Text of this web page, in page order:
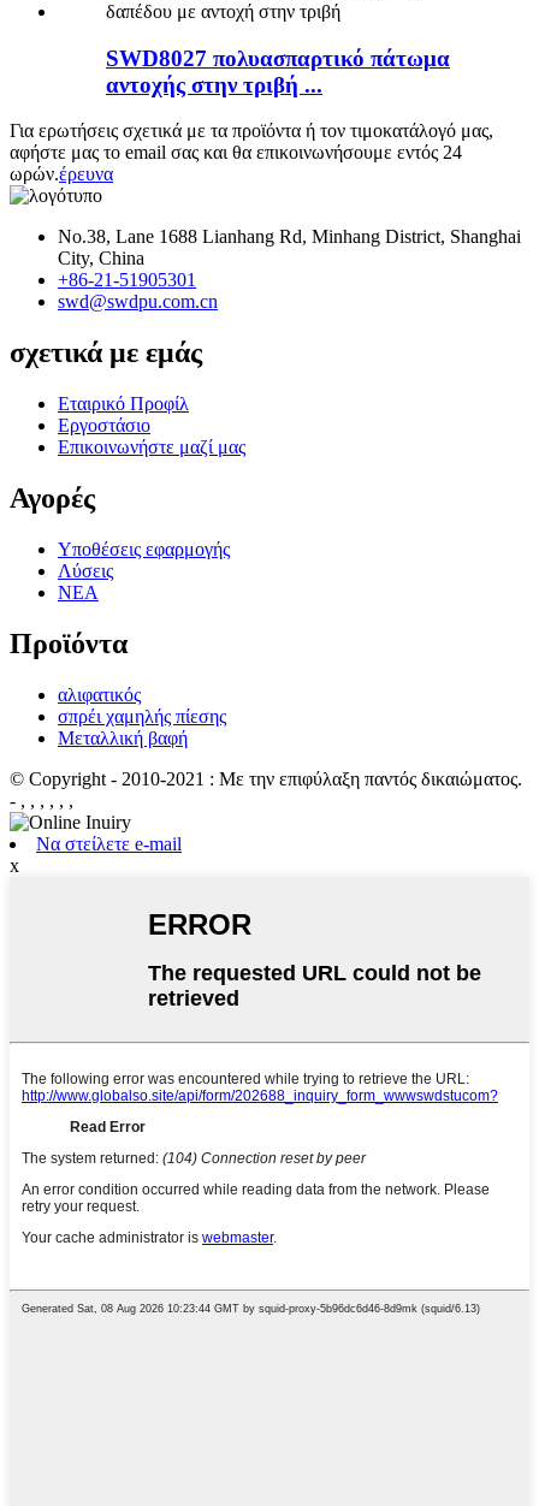
SWD8027 πολυασπαρτικό πάτωμα
αντοχής στην τριβή ...
Για ερωτήσεις σχετικά με τα προϊόντα ή τον τιμοκατάλογό μας,
αφήστε μας το email σας και θα επικοινωνήσουμε εντός 24
ωρών.έρευνα
No.38, Lane 1688 Lianhang Rd, Minhang District, Shanghai
City, China
+86-21-51905301
swd@swdpu.com.cn
σχετικά με εμάς
Εταιρικό Προφίλ
Εργοστάσιο
Επικοινωνήστε μαζί μας
Αγορές
Υποθέσεις εφαρμογής
Λύσεις
ΝΕΑ
Προϊόντα
αλιφατικός
σπρέι χαμηλής πίεσης
Μεταλλική βαφή
© Copyright - 2010-2021 : Με την επιφύλαξη παντός δικαιώματος.
- , , , , , ,
Να στείλετε e-mail
x